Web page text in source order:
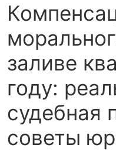
заливе
году:
судебная
советы